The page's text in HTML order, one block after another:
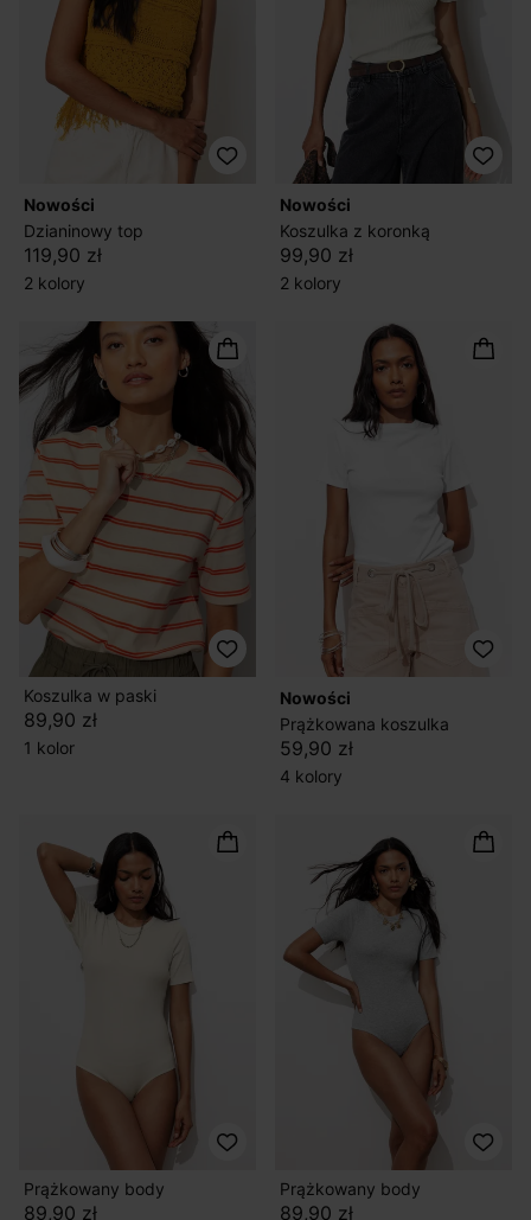
nowości
Dzianinowy top
119,90 zł
2 kolory
nowości
Koszulka z koronką
99,90 zł
2 kolory
Koszulka w paski
89,90 zł
1 kolor
nowości
Prążkowana koszulka
59,90 zł
4 kolory
Prążkowany body
89,90 zł
Prążkowany body
89,90 zł